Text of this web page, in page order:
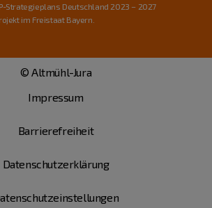
Strategieplans Deutschland 2023 – 2027
im Freistaat Bayern.
© Altmühl-Jura
Impressum
Barrierefreiheit
Datenschutzerklärung